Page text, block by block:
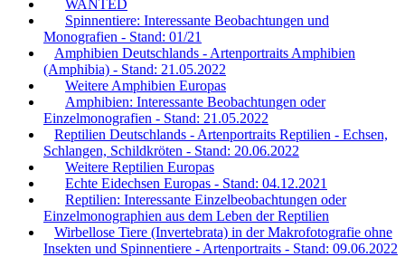
WANTED
Spinnentiere: Interessante Beobachtungen und
Monografien - Stand: 01/21
Amphibien Deutschlands - Artenportraits Amphibien
(Amphibia) - Stand: 21.05.2022
Weitere Amphibien Europas
Amphibien: Interessante Beobachtungen oder
Einzelmonografien - Stand: 21.05.2022
Reptilien Deutschlands - Artenportraits Reptilien - Echsen,
Schlangen, Schildkröten - Stand: 20.06.2022
Weitere Reptilien Europas
Echte Eidechsen Europas - Stand: 04.12.2021
Reptilien: Interessante Einzelbeobachtungen oder
Einzelmonographien aus dem Leben der Reptilien
Wirbellose Tiere (Invertebrata) in der Makrofotografie ohne
Insekten und Spinnentiere - Artenportraits - Stand: 09.06.2022